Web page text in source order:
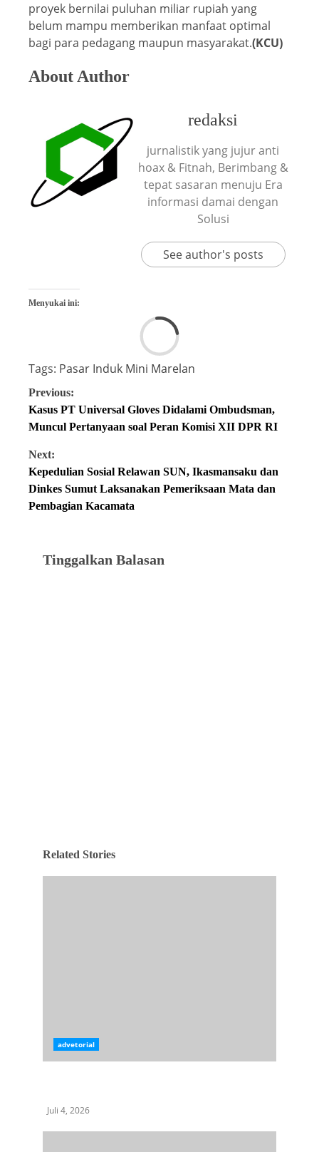
proyek bernilai puluhan miliar rupiah yang
belum mampu memberikan manfaat optimal
bagi para pedagang maupun masyarakat.(KCU)
About Author
redaksi
jurnalistik yang jujur anti
hoax & Fitnah, Berimbang &
tepat sasaran menuju Era
informasi damai dengan
Solusi
See author's posts
Menyukai ini:
Tags: Pasar Induk Mini Marelan
Previous:
Kasus PT Universal Gloves Didalami Ombudsman,
Muncul Pertanyaan soal Peran Komisi XII DPR RI
Next:
Kepedulian Sosial Relawan SUN, Ikasmansaku dan
Dinkes Sumut Laksanakan Pemeriksaan Mata dan
Pembagian Kacamata
Tinggalkan Balasan
Related Stories
advetorial
Juli 4, 2026